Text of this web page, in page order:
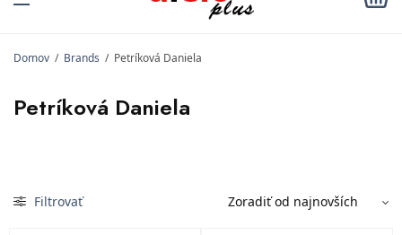
Domov / Brands / Petríková Daniela
Petríková Daniela
Filtrovať